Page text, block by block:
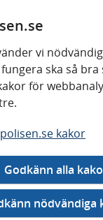
vi
ska så
för
kakor